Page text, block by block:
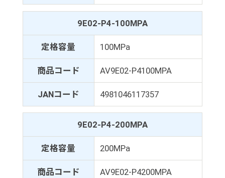
9E02-P4-100MPA
定格容量 100MPa
商品コード AV9E02-P4100MPA
JANコード 4981046117357
9E02-P4-200MPA
定格容量 200MPa
商品コード AV9E02-P4200MPA